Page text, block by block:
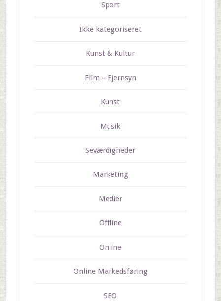
Sport
Ikke kategoriseret
Kunst & Kultur
Film – Fjernsyn
Kunst
Musik
Seværdigheder
Marketing
Medier
Offline
Online
Online Markedsføring
SEO